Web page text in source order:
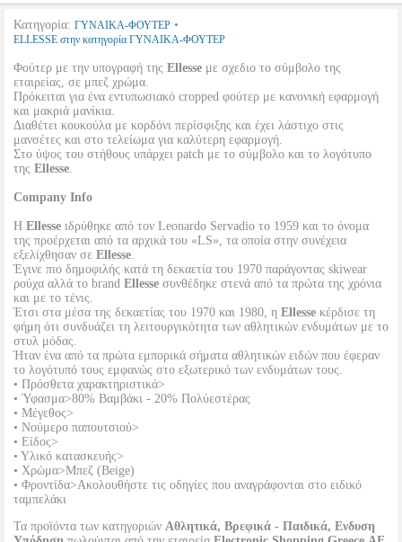
Κατηγορία: ΓΥΝΑΙΚΑ-ΦΟΥΤΕΡ •
ELLESSE στην κατηγορία ΓΥΝΑΙΚΑ-ΦΟΥΤΕΡ
Φούτερ με την υπογραφή της Ellesse με σχεδιο το σύμβολο της
εταιρείας, σε μπεζ χρώμα.
Πρόκειται για ένα εντυπωσιακό cropped φούτερ με κανονική εφαρμογή
και μακριά μανίκια.
Διαθέτει κουκούλα με κορδόνι περίσφιξης και έχει λάστιχο στις
μανσέτες και στο τελείωμα για καλύτερη εφαρμογή.
Στο ύψος του στήθους υπάρχει patch με το σύμβολο και το λογότυπο
της Ellesse.
Company Info
Η Ellesse ιδρύθηκε από τον Leonardo Servadio το 1959 και το όνομα
της προέρχεται από τα αρχικά του «LS», τα οποία στην συνέχεια
εξελίχθησαν σε Ellesse.
Έγινε πιο δημοφιλής κατά τη δεκαετία του 1970 παράγοντας skiwear
ρούχα αλλά τo brand Ellesse συνθέδηκε στενά από τα πρώτα της χρόνια
και με το τένις.
Έτσι στα μέσα της δεκαετίας του 1970 και 1980, η Ellesse κέρδισε τη
φήμη ότι συνδυάζει τη λειτουργικότητα των αθλητικών ενδυμάτων με το
στυλ μόδας.
Ήταν ένα από τα πρώτα εμπορικά σήματα αθλητικών ειδών που έφεραν
το λογότυπό τους εμφανώς στο εξωτερικό των ενδυμάτων τους.
• Πρόσθετα χαρακτηριστικά>
• Ύφασμα>80% Βαμβάκι - 20% Πολύεστέρας
• Μέγεθος>
• Νούμερο παπουτσιού>
• Είδος>
• Υλικό κατασκευής>
• Χρώμα>Μπεζ (Beige)
• Φροντίδα>Ακολουθήστε τις οδηγίες που αναγράφονται στο ειδικό
ταμπελάκι
Τα προϊόντα των κατηγοριών Αθλητικά, Βρεφικά - Παιδικά, Ενδυση